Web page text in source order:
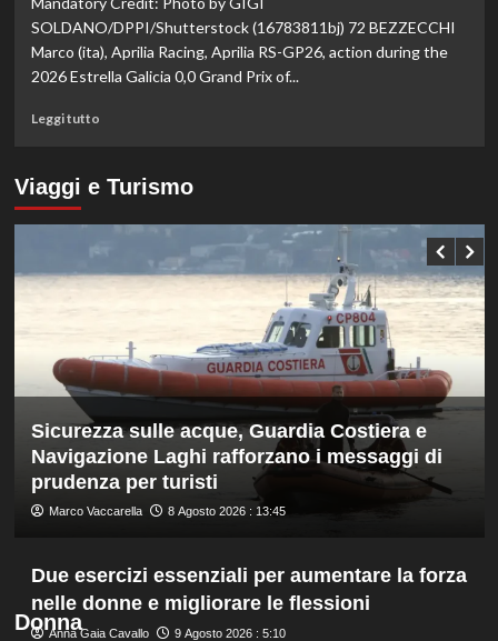
la
vetta:
anche
ad
del
SOLDANO/DPPI/Shutterstock (16783811bj) 72 BEZZECCHI
Marco (ita), Aprilia Racing, Aprilia RS-GP26, action during the
2026 Estrella Galicia 0,0 Grand Prix of...
Leggi tuttoLeggi
su
Gran
Bezzecchi
torna
è
davanti
tutti
nelle
Practice
Viaggi e Turismo
Sicurezza sulle acque, Guardia Costiera e
Navigazione Laghi rafforzano i messaggi di
prudenza per turisti
Marco Vaccarella 8 Agosto 2026 : 13:45
Donna
Due esercizi essenziali per aumentare la forza
nelle donne e migliorare le flessioni
Anna Gaia Cavallo 9 Agosto 2026 : 5:10